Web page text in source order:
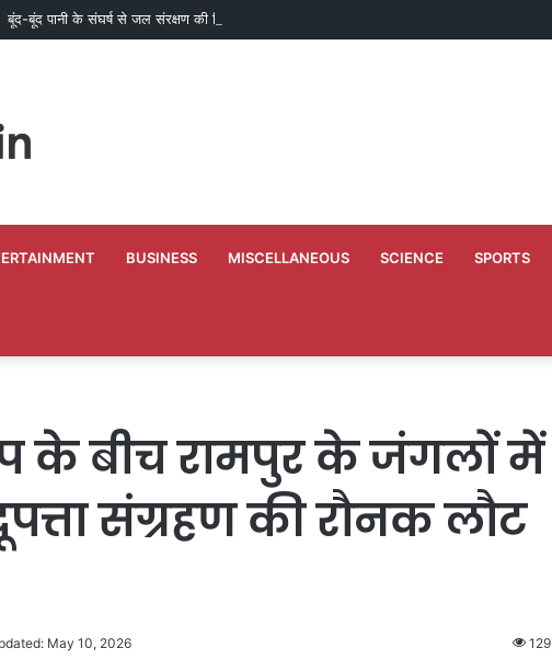
बूंद-बूंद पानी के संघर्ष से जल संरक्षण की मिसाल तक पहुंचा पाराडोल का बैगा पारा
BUSINESS MISCELLANEOUS SCIENCE SPORTS
के बीच रामपुर के जंगलों में
संग्रहण की रौनक लौट
May 10, 2026 129